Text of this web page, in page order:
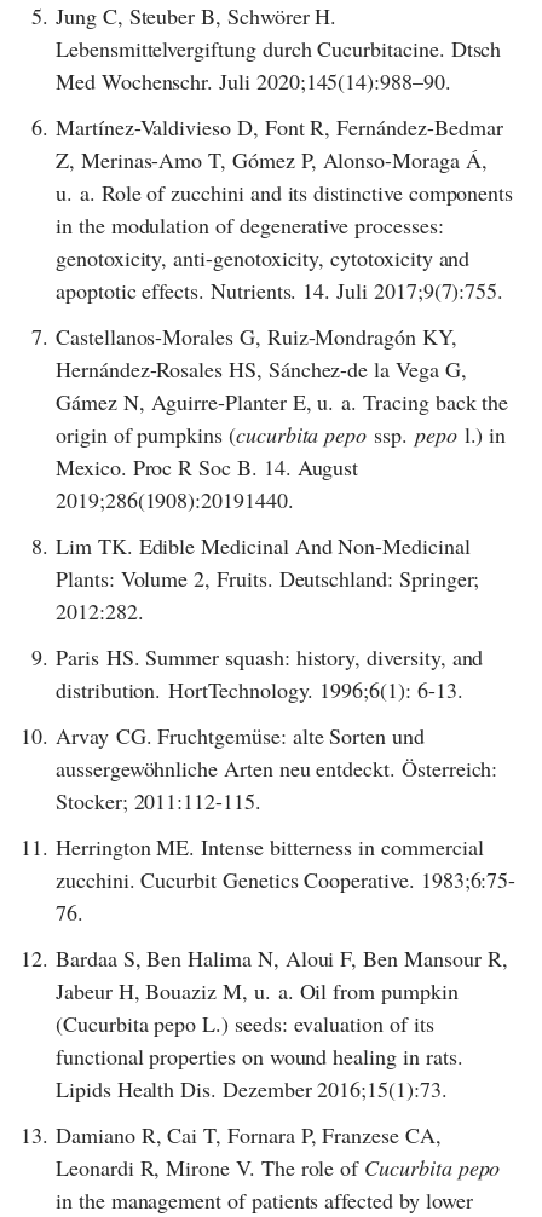
5. Jung C, Steuber B, Schwörer H.
Lebensmittelvergiftung durch Cucurbitacine. Dtsch
Med Wochenschr. Juli 2020;145(14):988–90.
6. Martínez-Valdivieso D, Font R, Fernández-Bedmar
Z, Merinas-Amo T, Gómez P, Alonso-Moraga Á,
u. a. Role of zucchini and its distinctive components
in the modulation of degenerative processes:
genotoxicity, anti-genotoxicity, cytotoxicity and
apoptotic effects. Nutrients. 14. Juli 2017;9(7):755.
7. Castellanos-Morales G, Ruiz-Mondragón KY,
Hernández-Rosales HS, Sánchez-de la Vega G,
Gámez N, Aguirre-Planter E, u. a. Tracing back the
origin of pumpkins (cucurbita pepo ssp. pepol.) in
Mexico. Proc R Soc B. 14. August
2019;286(1908):20191440.
8. Lim TK. Edible Medicinal And Non-Medicinal
Plants: Volume 2, Fruits. Deutschland: Springer;
2012:282.
9. Paris HS. Summer squash: history, diversity, and
distribution. HortTechnology. 1996;6(1): 6-13.
10. Arvay CG. Fruchtgemüse: alte Sorten und
aussergewöhnliche Arten neu entdeckt. Österreich:
Stocker; 2011:112-115.
11. Herrington ME. Intense bitterness in commercial
zucchini. Cucurbit Genetics Cooperative. 1983;6:75-
76.
12. Bardaa S, Ben Halima N, Aloui F, Ben Mansour R,
Jabeur H, Bouaziz M, u. a. Oil from pumpkin
(Cucurbita pepo L.) seeds: evaluation of its
functional properties on wound healing in rats.
Lipids Health Dis. Dezember 2016;15(1):73.
13. Damiano R, Cai T, Fornara P, Franzese CA,
Leonardi R, Mirone V. The role of Cucurbita pepo
in the management of patients affected by lower